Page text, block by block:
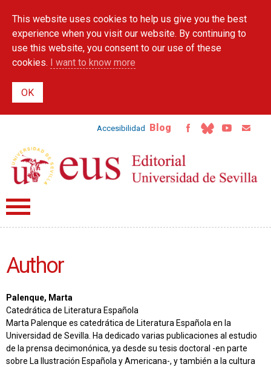
main
content
This website uses cookies to help us give you the best
experience when you visit our website. By continuing to
use this website, you consent to our use of these
cookies. I want to know more
Accesibilidad Blog
Author
Palenque, Marta
Catedrática de Literatura Española
Marta Palenque es catedrática de Literatura Española en la
Universidad de Sevilla. Ha dedicado varias publicaciones al estudio
de la prensa decimonónica, ya desde su tesis doctoral -en parte
sobre La Ilustración Española y Americana-, y también a la cultura